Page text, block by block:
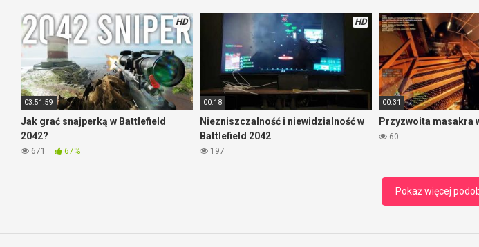
HD
03:51:59
Jak grać snajperką w Battlefield
2042?
671 67%
HD
00:18
Niezniszczalność i niewidzialność w
Battlefield 2042
197
00:31
Przyzwoita masakra
60
Pokaż więcej